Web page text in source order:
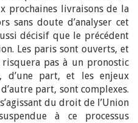
prochaines livraisons de la
sans doute d’analyser cet
décisif que le précédent
Les paris sont ouverts, et
risquera pas à un pronostic
d’une part, et les enjeux
part, sont complexes.
du droit de l’Union
à ce processus